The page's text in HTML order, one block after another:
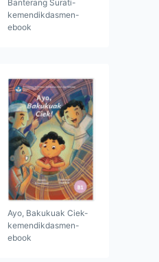
Banterang Surati-
kemendikdasmen-
ebook
Ayo, Bakukuak Ciek-
kemendikdasmen-
ebook